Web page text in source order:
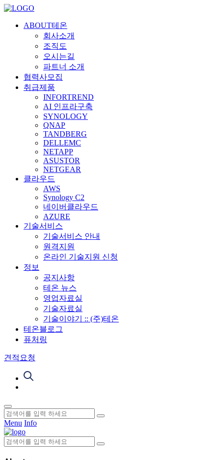
ABOUT테온
회사소개
조직도
오시는길
파트너 소개
협력사모집
취급제품
INFORTREND
AI 인프라구축
SYNOLOGY
QNAP
TANDBERG
DELLEMC
NETAPP
ASUSTOR
NETGEAR
클라우드
AWS
Synology C2
네이버클라우드
AZURE
기술서비스
기술서비스 안내
원격지원
온라인 기술지원 신청
정보
공지사항
테온 뉴스
영업자료실
기술자료실
기술이야기 :: (주)테온
테온블로그
퓨처링
견적요청
Menu Info